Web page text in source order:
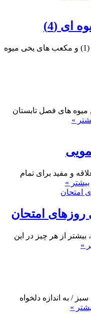
ای (4)
در مکعب های یخی میوه ای (1) و مکعب های یخی میوه
میوه های فصل تابستان
»
و مفید برای تمام
بیشتر »
روزهای امتحان
از هر چیز در این
»
/ به اندازه دلخواه
»